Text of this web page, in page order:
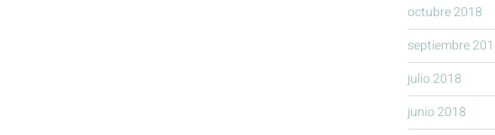
octubre 2018
septiembre
julio 2018
junio 2018